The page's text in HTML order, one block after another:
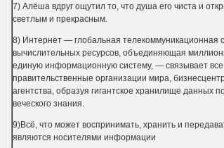
7) Алёша вдруг ощутил то, что душа его чиста и
светлым и прекрасным.
8) Интернет — глобальная телекоммуникационная
вычислительных ресурсов, объе­диняющая
единую инфор­мационную систему, — связывает
правительственные организации мира,
агентства, образуя ги­гантское хранилище данных
веческого знания.
9)Всё, что может воспринимать, хранить и
являются носителями информации